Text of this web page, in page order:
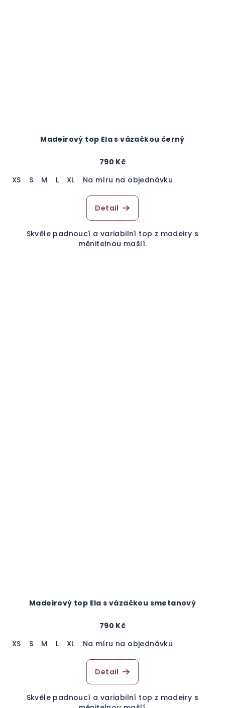
Madeirový top Ela s vázačkou černý
790 Kč
XS
S M L XL Na míru na objednávku
Detail
Skvěle padnoucí a variabilní top z madeiry s
měnitelnou mašlí.
Madeirový top Ela s vázačkou smetanový
790 Kč
XS
S M L XL Na míru na objednávku
Detail
Skvěle padnoucí a variabilní top z madeiry s